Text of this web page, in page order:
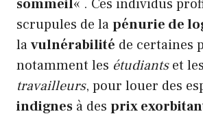
sommeil« . Ces individus
scrupules de lapénurie de
lavulnérabilité de certaines
notamment les étudiantset
travailleurs, pour louer des
indignes à des prix